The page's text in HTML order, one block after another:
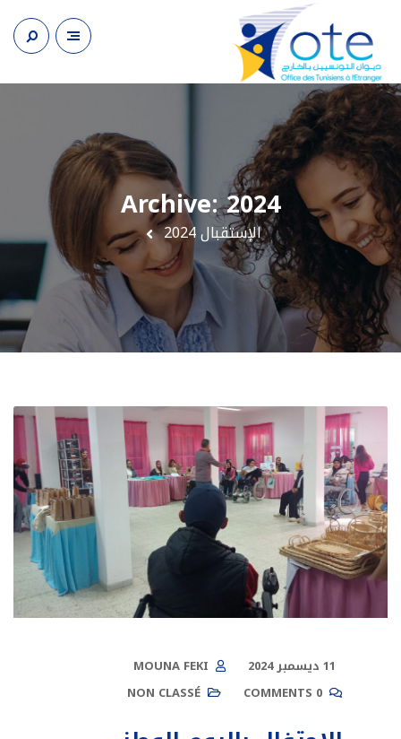
Archive: 2024
الإستقبال2024
11 ديسمبر 2024
MOUNA FEKI
0 COMMENTS
NON CLASSÉ